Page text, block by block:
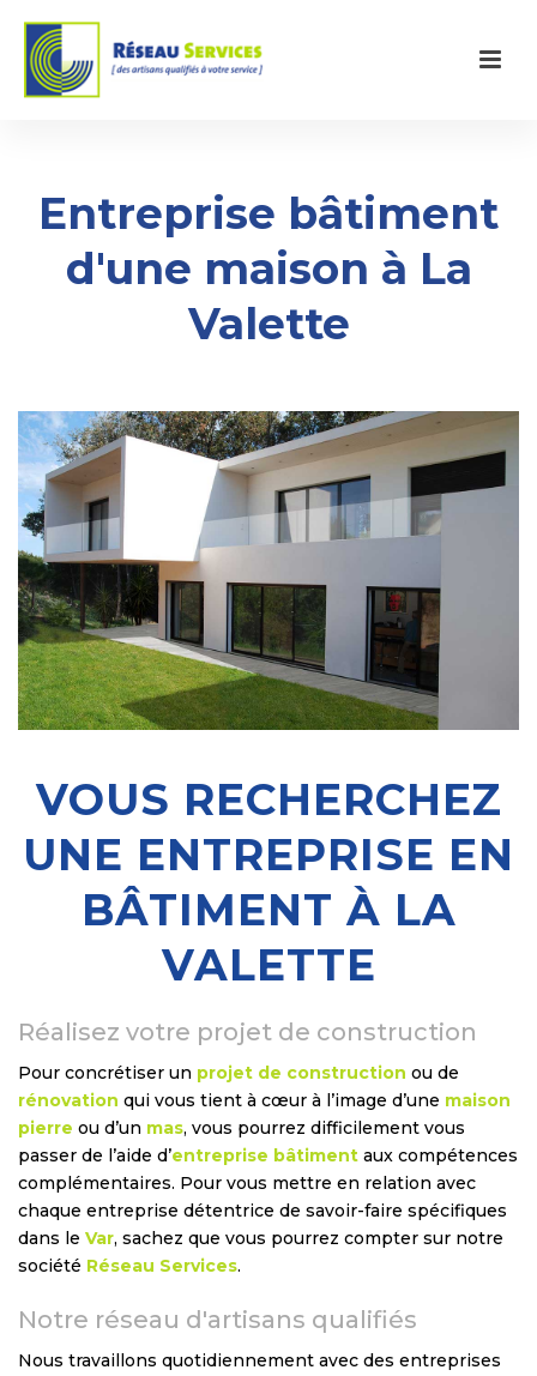
Entreprise bâtiment
d'une maison à La
Valette
VOUS RECHERCHEZ
UNE ENTREPRISE EN
BÂTIMENT À LA
VALETTE
Réalisez votre projet de construction
Pour concrétiser un projet de construction ou de
rénovation qui vous tient à cœur à l’image d’une maison
pierre ou d’un mas, vous pourrez difficilement vous
passer de l’aide d’entreprise bâtiment aux compétences
complémentaires. Pour vous mettre en relation avec
chaque entreprise détentrice de savoir-faire spécifiques
dans le Var, sachez que vous pourrez compter sur notre
société Réseau Services.
Notre réseau d'artisans qualifiés
Nous travaillons quotidiennement avec des entreprises